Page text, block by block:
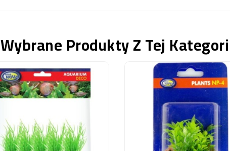
Wybrane Produkty Z Tej